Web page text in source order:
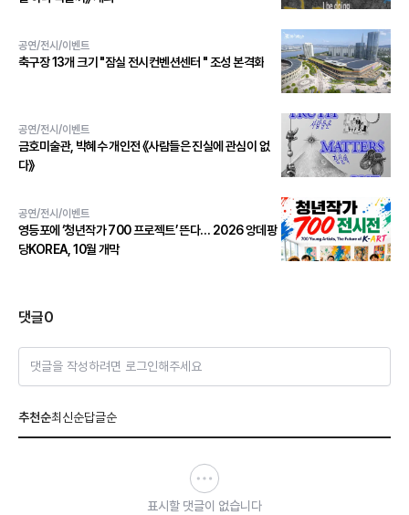
공연/전시/이벤트
축구장 13개 크기 "잠실 전시컨벤션센터 " 조성 본격화
공연/전시/이벤트
금호미술관, 박혜수 개인전 《사람들은 진실에 관심이 없
다》
공연/전시/이벤트
영등포에 ‘청년작가 700 프로젝트’ 뜬다… 2026 앙데팡
당KOREA, 10월 개막
댓글0
댓글을 작성하려면 로그인해주세요
추천순최신순답글순
표시할 댓글이 없습니다